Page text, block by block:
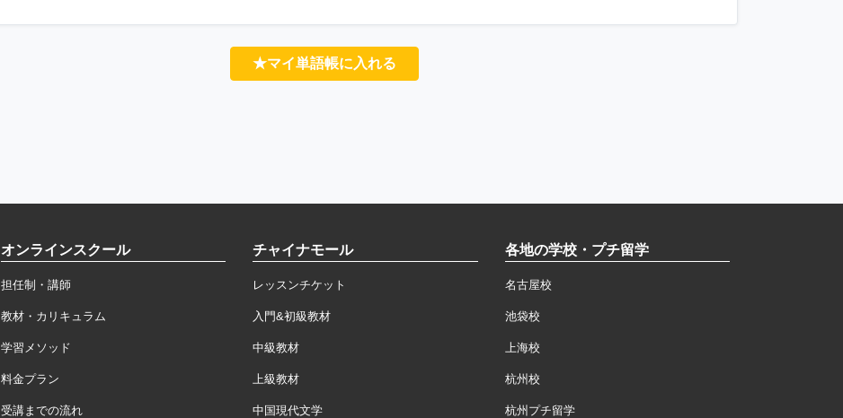
★マイ単語帳に入れる
オンラインスクール
担任制・講師
教材・カリキュラム
学習メソッド
料金プラン
受講までの流れ
チャイナモール
レッスンチケット
入門&初級教材
中級教材
上級教材
中国現代文学
各地の学校・プチ留学
名古屋校
池袋校
上海校
杭州校
杭州プチ留学